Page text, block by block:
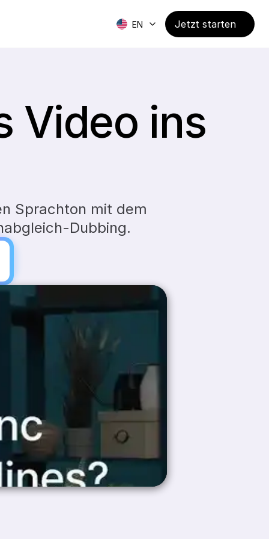
EN Jetzt starten
Video ins
Sprachton mit dem
Dubbing.